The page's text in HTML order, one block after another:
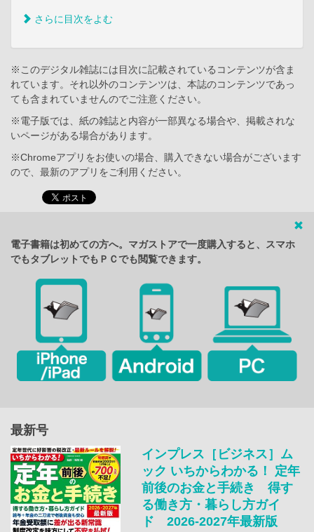
さらに目次をよむ
※このデジタル雑誌には目次に記載されているコンテンツが含ま
れています。それ以外のコンテンツは、本誌のコンテンツであっ
ても含まれていませんのでご注意ください。
※電子版では、紙の雑誌と内容が一部異なる場合や、掲載されな
いページがある場合があります。
※Chromeアプリをお使いの場合、購入できない場合がございます
ので、最新のアプリをご利用ください。
電子書籍は初めての方へ。マガストアで一度購入すると、スマホ
でもタブレットでもＰＣでも閲覧できます。
最新号
インプレス［ビジネス］ム
ック いちからわかる！ 定年
前後のお金と手続き 得す
る働き方・暮らし方ガイ
ド 2026-2027年最新版